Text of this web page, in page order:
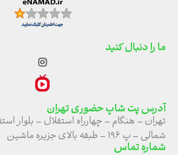
آدرس پت شاپ حضوری تهران
تهران – هنگام – چهارراه استقلال –
شمالی – پ ۱۹۶ – طبقه بالای جزیره ماشین
شماره تماس
ما را دنبال کنید